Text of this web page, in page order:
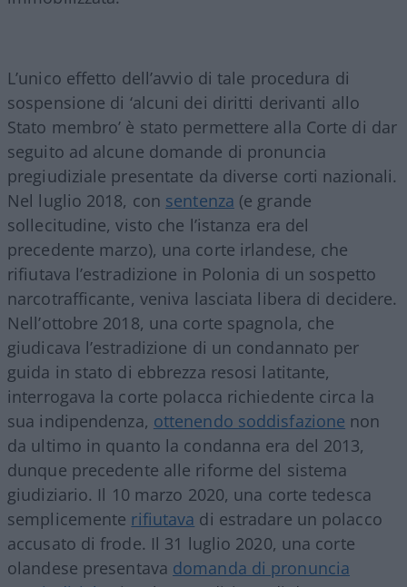
L’unico effetto dell’avvio di tale procedura di
sospensione di ‘alcuni dei diritti derivanti allo
Stato membro’ è stato permettere alla Corte di dar
seguito ad alcune domande di pronuncia
pregiudiziale presentate da diverse corti nazionali.
Nel luglio 2018, con sentenza (e grande
sollecitudine, visto che l’istanza era del
precedente marzo), una corte irlandese, che
rifiutava l’estradizione in Polonia di un sospetto
narcotrafficante, veniva lasciata libera di decidere.
Nell’ottobre 2018, una corte spagnola, che
giudicava l’estradizione di un condannato per
guida in stato di ebbrezza resosi latitante,
interrogava la corte polacca richiedente circa la
sua indipendenza, ottenendo soddisfazione non
da ultimo in quanto la condanna era del 2013,
dunque precedente alle riforme del sistema
giudiziario. Il 10 marzo 2020, una corte tedesca
semplicemente rifiutava di estradare un polacco
accusato di frode. Il 31 luglio 2020, una corte
olandese presentava domanda di pronuncia